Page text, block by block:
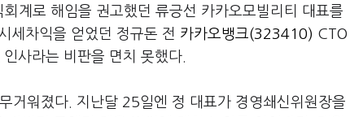
계로 해임을 권고했던 류긍선 카카오모빌리티 대표를
세차익을 얻었던 정규돈 전 카카오뱅크(323410) CTO
사라는 비판을 면치 못했다.
거워졌다. 지난달 25일엔 정 대표가 경영쇄신위원장을